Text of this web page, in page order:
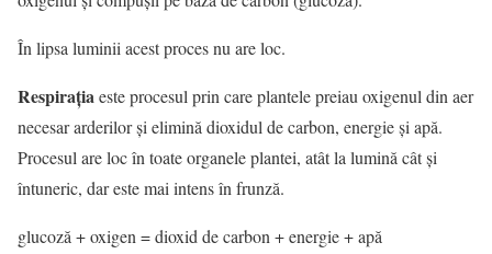
În lipsa luminii acest proces nu are loc.
Respirațiaeste procesul prin care plantele preiau oxigenul din aer
necesar arderilor și elimină dioxidul de carbon, energie și apă.
Procesul are loc în toate organele plantei, atât la lumină cât și
întuneric, dar este mai intens în frunză.
glucoză + oxigen = dioxid de carbon + energie + apă